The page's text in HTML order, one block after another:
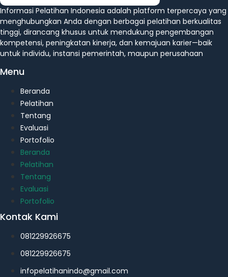
Informasi Pelatihan Indonesia adalah platform terpercaya yang
menghubungkan Anda dengan berbagai pelatihan berkualitas
tinggi, dirancang khusus untuk mendukung pengembangan
kompetensi, peningkatan kinerja, dan kemajuan karier—baik
untuk individu, instansi pemerintah, maupun perusahaan
Menu
Beranda
Pelatihan
Tentang
Evaluasi
Portofolio
Beranda
Pelatihan
Tentang
Evaluasi
Portofolio
Kontak Kami
081229926675
081229926675
infopelatihanindo@gmail.com